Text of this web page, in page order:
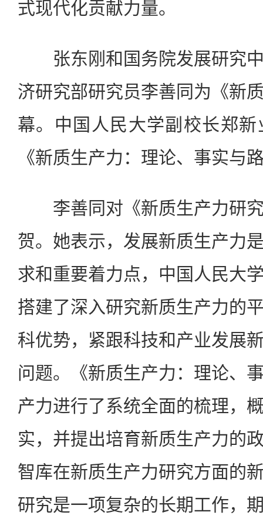
式现代化贡献力量。
张东刚和国务院发展研究中
济研究部研究员李善同为《新
幕。中国人民大学副校长郑
《新质生产力：理论、事实与
李善同对《新质生产力研究
贺。她表示，发展新质生产力
求和重要着力点，中国人民大
搭建了深入研究新质生产力的
科优势，紧跟科技和产业发展
问题。《新质生产力：理论、
产力进行了系统全面的梳理，
实，并提出培育新质生产力的
智库在新质生产力研究方面的
研究是一项复杂的长期工作，